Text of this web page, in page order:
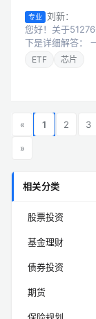
专业
刘新：
您好！关于
下是详细解答：
512760芯片ETF
ETF 芯片
« 1 2 3
»
相关分类
股票投资
基金理财
债券投资
期货
保险规划